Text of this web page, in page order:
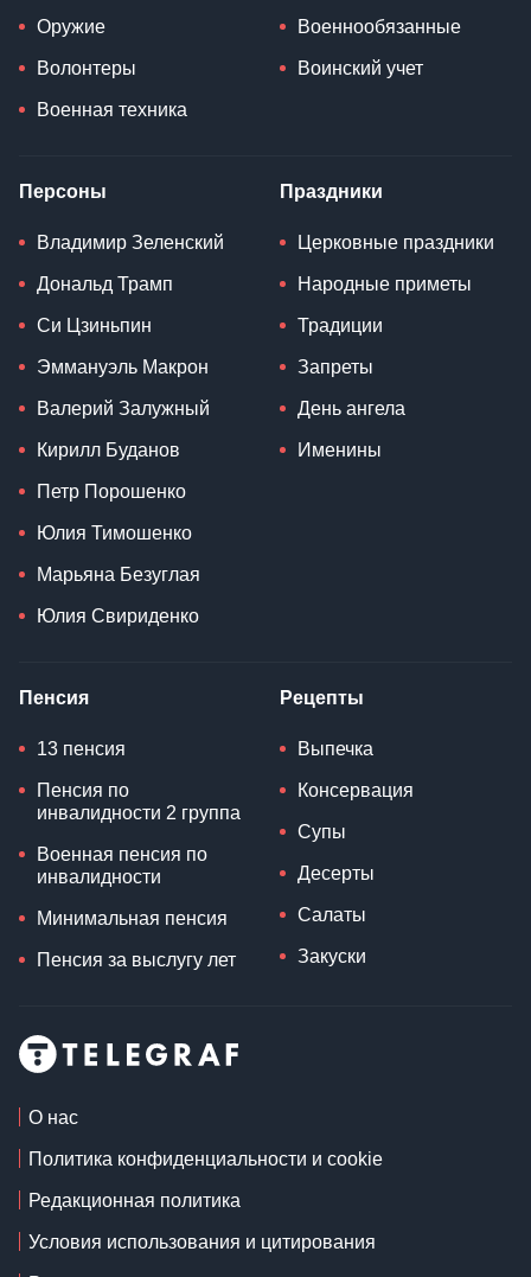
Оружие
Волонтеры
Военная техника
Военнообязанные
Воинский учет
Персоны
Владимир Зеленский
Дональд Трамп
Си Цзиньпин
Эммануэль Макрон
Валерий Залужный
Кирилл Буданов
Петр Порошенко
Юлия Тимошенко
Марьяна Безуглая
Юлия Свириденко
Праздники
Церковные праздники
Народные приметы
Традиции
Запреты
День ангела
Именины
Пенсия
13 пенсия
Пенсия по
инвалидности 2 группа
Военная пенсия по
инвалидности
Минимальная пенсия
Пенсия за выслугу лет
Рецепты
Выпечка
Консервация
Супы
Десерты
Салаты
Закуски
О нас
Политика конфиденциальности и cookie
Редакционная политика
Условия использования и цитирования